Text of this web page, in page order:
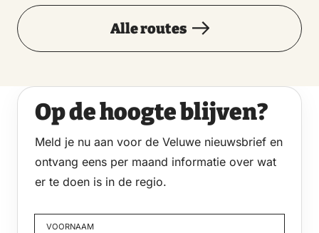
Alle routes
12 augustus 2026
zaterdag
15 augustus 2026
woensdag
14:00 – 15:30
Op de hoogte blijven?
Meld je nu aan voor de Veluwe nieuwsbrief en
ontvang eens per maand informatie over wat
er te doen is in de regio.
VOORNAAM